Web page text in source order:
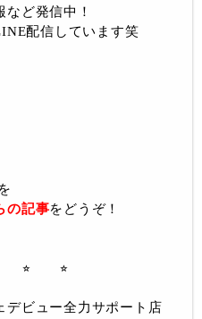
ど発信中！
配信しています笑
の記事をどうぞ！
⭐︎ ⭐︎
デビュー全力サポート店